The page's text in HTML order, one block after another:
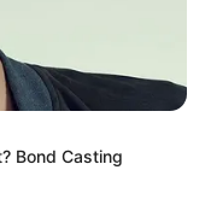
kapott azért
is jelen volt
volt:
Bond Casting